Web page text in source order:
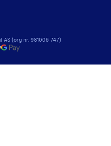
AS (org nr. 981006 747)